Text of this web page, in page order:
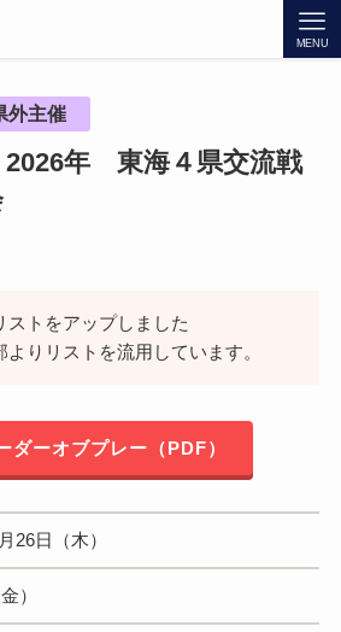
MENU
外主催
年 東海４県交流戦
ストをアップしました
りリストを流用しています。
ダーオブプレー（PDF）
26日（木）
）